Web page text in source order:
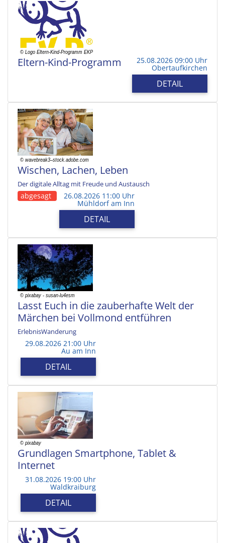
Eltern-Kind-Programm 25.08.2026 09:00 Uhr
Obertaufkirchen
DETAIL
Wischen, Lachen, Leben
Der digitale Alltag mit Freude und Austausch
abgesagt 26.08.2026 11:00 Uhr
Mühldorf am Inn
DETAIL
Lasst Euch in die zauberhafte Welt der
Märchen bei Vollmond entführen
ErlebnisWanderung
29.08.2026 21:00 Uhr
Au am Inn
DETAIL
Grundlagen Smartphone, Tablet &
Internet
31.08.2026 19:00 Uhr
Waldkraiburg
DETAIL